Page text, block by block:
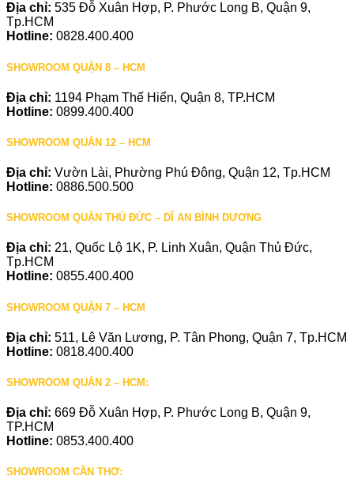
Địa chỉ: 535 Đỗ Xuân Hợp, P. Phước Long B, Quận 9,
Tp.HCM
Hotline: 0828.400.400
SHOWROOM QUẬN 8 – HCM
Địa chỉ: 1194 Phạm Thế Hiển, Quận 8, TP.HCM
Hotline: 0899.400.400
SHOWROOM QUẬN 12 – HCM
Địa chỉ: Vườn Lài, Phường Phú Đông, Quận 12, Tp.HCM
Hotline: 0886.500.500
SHOWROOM QUẬN THỦ ĐỨC – DĨ AN BÌNH DƯƠNG
Địa chỉ: 21, Quốc Lộ 1K, P. Linh Xuân, Quận Thủ Đức,
Tp.HCM
Hotline: 0855.400.400
SHOWROOM QUẬN 7 – HCM
Địa chỉ: 511, Lê Văn Lương, P. Tân Phong, Quận 7, Tp.HCM
Hotline: 0818.400.400
SHOWROOM QUẬN 2 – HCM:
Địa chỉ: 669 Đỗ Xuân Hợp, P. Phước Long B, Quận 9,
TP.HCM
Hotline: 0853.400.400
SHOWROOM CẦN THƠ: